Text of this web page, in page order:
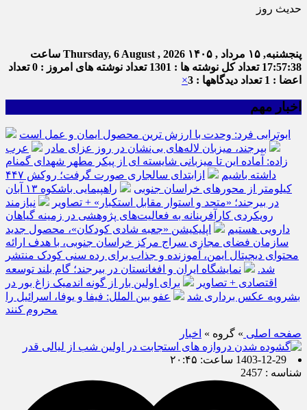
حدیث روز
پنجشنبه, ۱۵ مرداد , ۱۴۰۵ Thursday, 6 August , 2026 ساعت
17:57:38 تعداد کل نوشته ها : 1301 تعداد نوشته های امروز : 0
تعداد
اعضا : 1
تعداد دیدگاهها : 3 ×
اخبار مهم
ابوترابی فرد: وحدت با ارزش ترین محصول ایمان و عمل است
بیرجند، میزبان لاله‌های بی‌نشان در روز عزای مادر
عرب
زاده: آماده این تا میزبانی شایسته ای از پیکر مطهر شهدای گمنام
داشته باشیم
ازابتدای سالجاری صورت گرفت؛ روکش ۴۴۷
کیلومتر از محورهای خراسان جنوبی
راهپیمایی باشکوه ۱۳ آبان
در بیرجند؛ «متحد و استوار مقابل استکبار» + تصاویر
نیازمند
رویکردی کارآفرینانه به فعالیت‌های پژوهشی در زمینه گیاهان
دارویی هستیم
اپلیکیشن «جعبه شادی کودکان»، محصول جدید
سازمان فضای مجازی سراج مرکز خراسان جنوبی، با هدف ارائه
محتوای دیجیتال ایمن، آموزنده و جذاب برای رده سنی کودک منتشر
شد.
نمایشگاه ایران و افغانستان در بیرجند؛ گام بلند توسعه
اقتصادی + تصاویر
برای اولین بار از گونه اندمیک زاغ بور در
بشرویه عکس برداری شد
عفو بین الملل: فیفا و یوفا، اسرائیل را
محروم کنند
صفحه اصلی » گروه » اخبار
1403-12-29 ساعت: ۲۰:۴۵
شناسه : 2457